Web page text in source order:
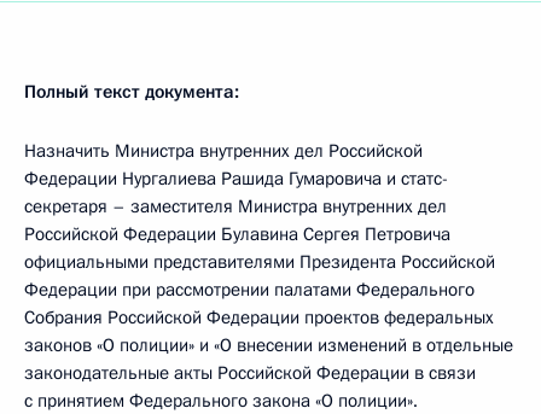
Полный текст документа:
Назначить Министра внутренних дел Российской
Федерации Нургалиева Рашида Гумаровича и статс-
секретаря – заместителя Министра внутренних дел
Российской Федерации Булавина Сергея Петровича
официальными представителями Президента Российской
Федерации при рассмотрении палатами Федерального
Собрания Российской Федерации проектов федеральных
законов «О полиции» и «О внесении изменений в отдельные
законодательные акты Российской Федерации в связи
с принятием Федерального закона «О полиции».